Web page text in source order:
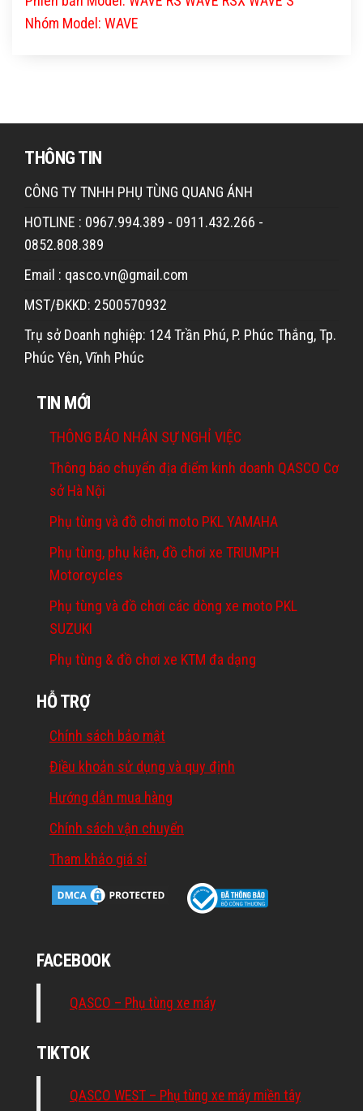
Nhóm Model: WAVE
THÔNG TIN
CÔNG TY TNHH PHỤ TÙNG QUANG ÁNH
HOTLINE : 0967.994.389 - 0911.432.266 -
0852.808.389
Email : qasco.vn@gmail.com
MST/ĐKKD: 2500570932
Trụ sở Doanh nghiệp: 124 Trần Phú, P. Phúc Thắng, Tp.
Phúc Yên, Vĩnh Phúc
TIN MỚI
THÔNG BÁO NHÂN SỰ NGHỈ VIỆC
Thông báo chuyển địa điểm kinh doanh QASCO Cơ
sở Hà Nội
Phụ tùng và đồ chơi moto PKL YAMAHA
Phụ tùng, phụ kiện, đồ chơi xe TRIUMPH
Motorcycles
Phụ tùng và đồ chơi các dòng xe moto PKL
SUZUKI
Phụ tùng & đồ chơi xe KTM đa dạng
HỖ TRỢ
Chính sách bảo mật
Điều khoản sử dụng và quy định
Hướng dẫn mua hàng
Chính sách vận chuyển
Tham khảo giá sỉ
FACEBOOK
QASCO – Phụ tùng xe máy
TIKTOK
QASCO WEST – Phụ tùng xe máy miền tây